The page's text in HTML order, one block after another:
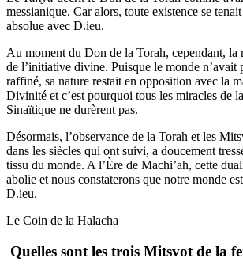
messianique. Car alors, toute existence se
absolue avec D.ieu.
Au moment du Don de la Torah, cependant, la
de l’initiative divine. Puisque le monde n’avait
raffiné, sa nature restait en opposition avec la
Divinité et c’est pourquoi tous les miracles de
Sinaïtique ne durèrent pas.
Désormais, l’observance de la Torah et les
dans les siècles qui ont suivi, a doucement
tissu du monde. A l’Ère de Machi’ah, cette
abolie et nous constaterons que notre monde
D.ieu.
Le Coin de la Halacha
Quelles sont les trois Mitsvot de la